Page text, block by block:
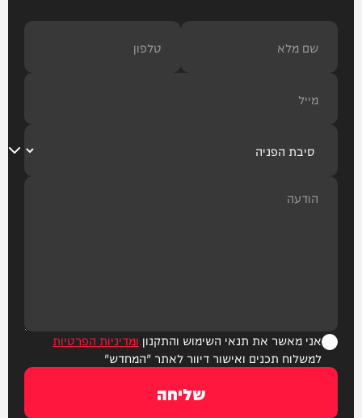
אני מאשר את תנאי השימוש והתקנון ומדיניות הפרטיות
למשלוח תכנים ואישור דיוור לאתר "המחדש"
שליחה